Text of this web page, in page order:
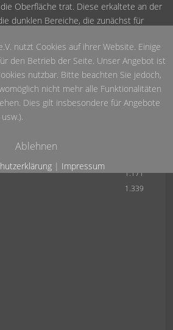
Oberfläche trat. Diese erkaltete an der
dunklen Bereiche, die zunächst für
die Aufnahme wurde mit einer
1.171
1.339
nutzt Cookies auf ihrer Website. Einige
den Betrieb der Seite. Unser Angebot ist
nutzbar. Bitte beachten Sie jedoch,
nicht mehr alle Funktionalitäten
Dies gilt insbesondere für Angebote
Ablehnen
| Impressum